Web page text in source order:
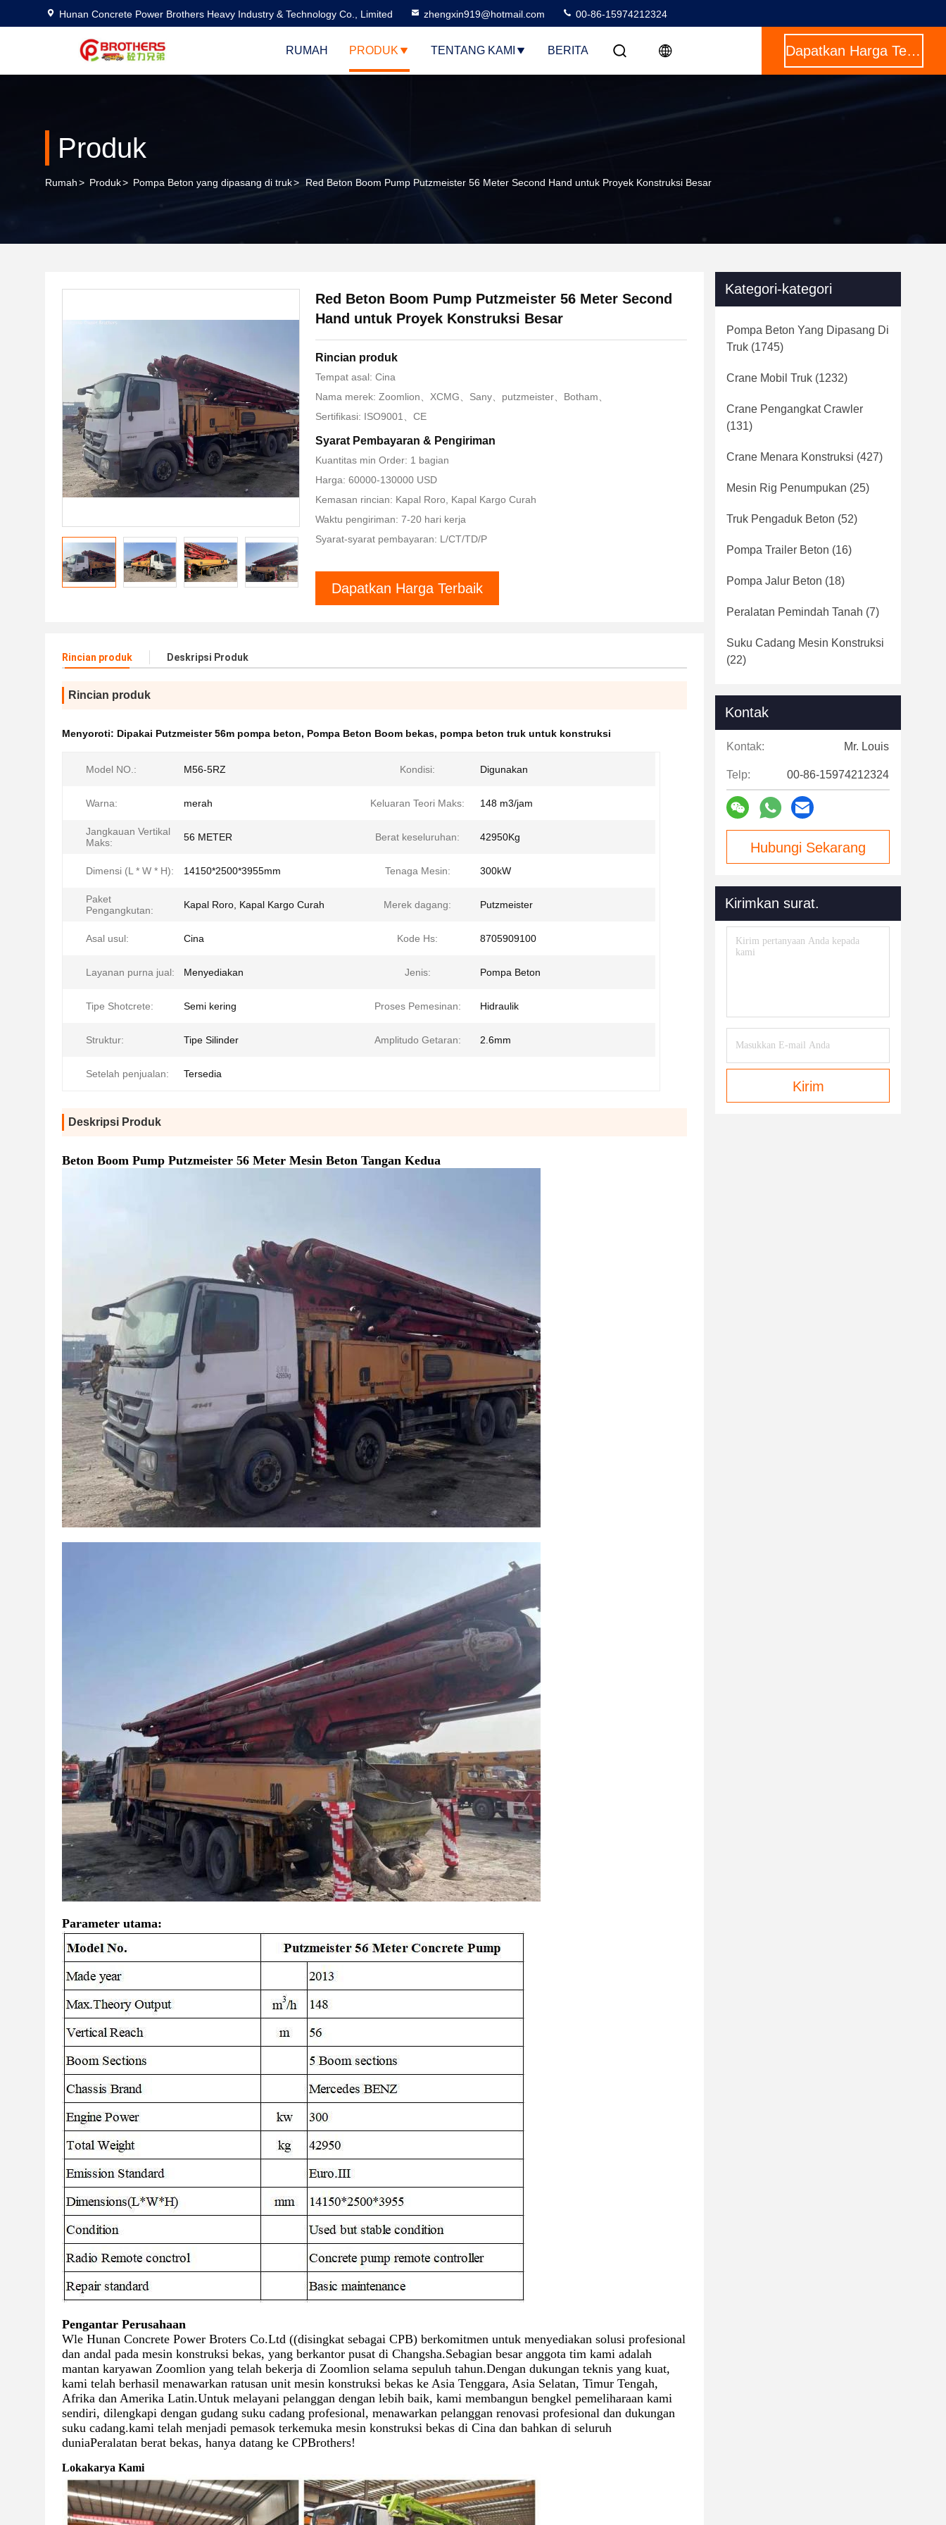
Hunan Concrete Power Brothers Heavy Industry & Technology Co., Limited zhengxin919@hotmail.com 00-86-15974212324
RUMAH PRODUK TENTANG KAMI BERITA Dapatkan Harga Terbaik
Produk
Rumah> Produk> Pompa Beton yang dipasang di truk> Red Beton Boom Pump Putzmeister 56 Meter Second Hand untuk Proyek Konstruksi Besar
Red Beton Boom Pump Putzmeister 56 Meter Second
Hand untuk Proyek Konstruksi Besar
Rincian produk
Tempat asal: Cina
Nama merek: Zoomlion、XCMG、Sany、putzmeister、Botham、
Sertifikasi: ISO9001、CE
Syarat Pembayaran & Pengiriman
Kuantitas min Order: 1 bagian
Harga: 60000-130000 USD
Kemasan rincian: Kapal Roro, Kapal Kargo Curah
Waktu pengiriman: 7-20 hari kerja
Syarat-syarat pembayaran: L/CT/TD/P
Dapatkan Harga Terbaik
Rincian produk Deskripsi Produk
Rincian produk
Menyoroti: Dipakai Putzmeister 56m pompa beton, Pompa Beton Boom bekas, pompa beton truk untuk konstruksi
Model NO.: M56-5RZ Kondisi: Digunakan
Warna: merah Keluaran Teori Maks: 148 m3/jam
Jangkauan Vertikal
Maks:
56 METER Berat keseluruhan: 42950Kg
Dimensi (L * W * H): 14150*2500*3955mm Tenaga Mesin: 300kW
Paket
Pengangkutan:
Kapal Roro, Kapal Kargo Curah Merek dagang: Putzmeister
Asal usul: Cina Kode Hs: 8705909100
Layanan purna jual: Menyediakan Jenis: Pompa Beton
Tipe Shotcrete: Semi kering Proses Pemesinan: Hidraulik
Struktur: Tipe Silinder Amplitudo Getaran: 2.6mm
Setelah penjualan: Tersedia
Deskripsi Produk
Beton Boom Pump Putzmeister 56 Meter Mesin Beton Tangan Kedua
Parameter utama:
Pengantar Perusahaan
Wle Hunan Concrete Power Broters Co.Ltd ((disingkat sebagai CPB) berkomitmen untuk menyediakan solusi profesional
dan andal pada mesin konstruksi bekas, yang berkantor pusat di Changsha.Sebagian besar anggota tim kami adalah
mantan karyawan Zoomlion yang telah bekerja di Zoomlion selama sepuluh tahun.Dengan dukungan teknis yang kuat,
kami telah berhasil menawarkan ratusan unit mesin konstruksi bekas ke Asia Tenggara, Asia Selatan, Timur Tengah,
Afrika dan Amerika Latin.Untuk melayani pelanggan dengan lebih baik, kami membangun bengkel pemeliharaan kami
sendiri, dilengkapi dengan gudang suku cadang profesional, menawarkan pelanggan renovasi profesional dan dukungan
suku cadang.kami telah menjadi pemasok terkemuka mesin konstruksi bekas di Cina dan bahkan di seluruh
duniaPeralatan berat bekas, hanya datang ke CPBrothers!
Lokakarya Kami
Kategori-kategori
Pompa Beton Yang Dipasang Di
Truk (1745)
Crane Mobil Truk (1232)
Crane Pengangkat Crawler
(131)
Crane Menara Konstruksi (427)
Mesin Rig Penumpukan (25)
Truk Pengaduk Beton (52)
Pompa Trailer Beton (16)
Pompa Jalur Beton (18)
Peralatan Pemindah Tanah (7)
Suku Cadang Mesin Konstruksi
(22)
Kontak
Kontak: Mr. Louis
Telp: 00-86-15974212324
Hubungi Sekarang
Kirimkan surat.
Kirim